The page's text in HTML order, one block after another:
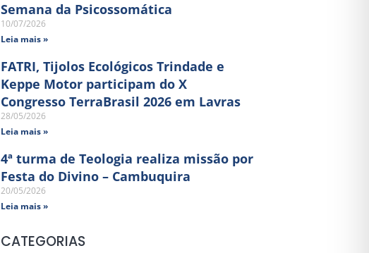
Semana da Psicossomática
10/07/2026
Leia mais »
FATRI, Tijolos Ecológicos Trindade e
Keppe Motor participam do X
Congresso TerraBrasil 2026 em Lavras
28/05/2026
Leia mais »
4ª turma de Teologia realiza missão por
Festa do Divino – Cambuquira
20/05/2026
Leia mais »
CATEGORIAS